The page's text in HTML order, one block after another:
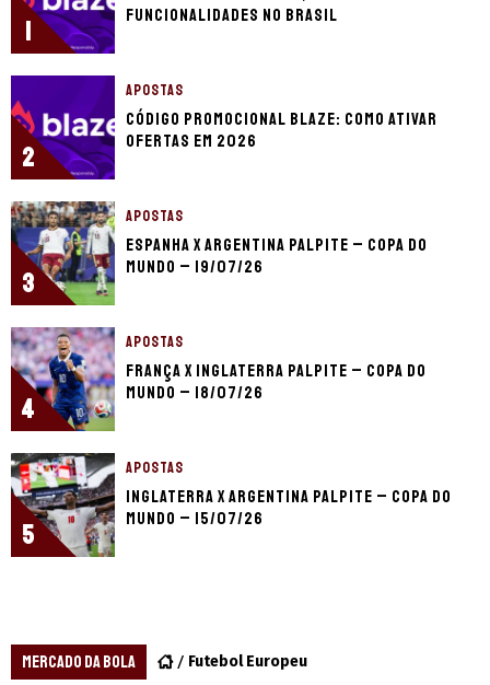
1
funcionalidades no Brasil
2
APOSTAS
Código promocional Blaze: como ativar
ofertas em 2026
3
APOSTAS
Espanha x Argentina palpite – Copa do
Mundo – 19/07/26
4
APOSTAS
França x Inglaterra palpite – Copa do
Mundo – 18/07/26
5
APOSTAS
Inglaterra x Argentina palpite – Copa do
Mundo – 15/07/26
MERCADO DA BOLA Futebol Europeu